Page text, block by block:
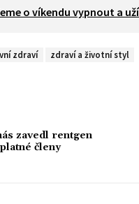
o víkendu vypnout a
zdraví zdraví a životní styl
zavedl rentgen
členy